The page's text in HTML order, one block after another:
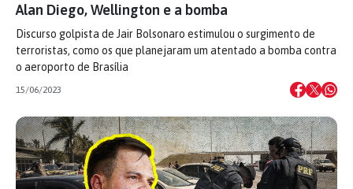
Alan Diego, Wellington e a bomba
Discurso golpista de Jair Bolsonaro estimulou o surgimento de
terroristas, como os que planejaram um atentado a bomba contra
o aeroporto de Brasília
15/06/2023